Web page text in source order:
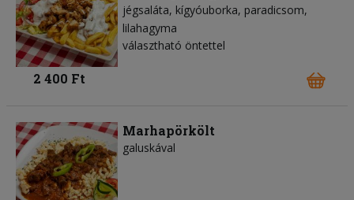
jégsaláta kígyóuborka paradicsom
lilahagyma
választható öntettel
2 400 Ft
Marhapörkölt
galuskával